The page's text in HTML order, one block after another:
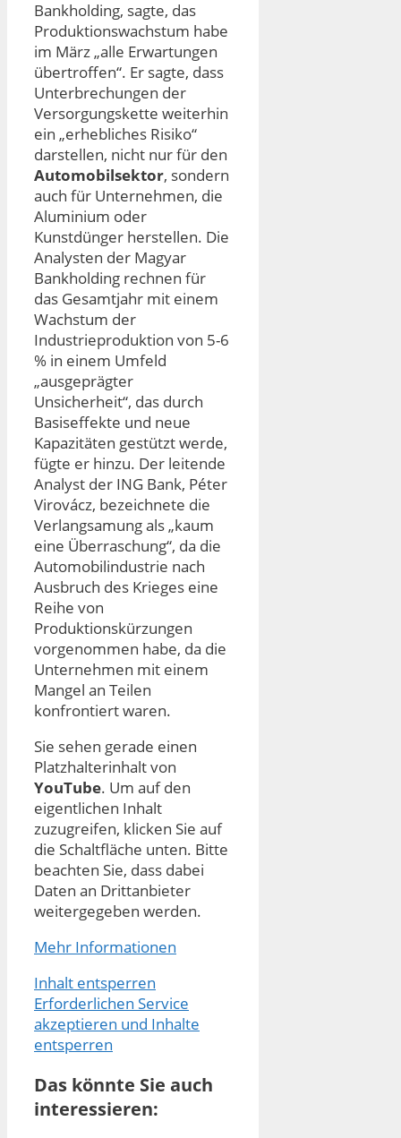
Bankholding, sagte, das
Produktionswachstum habe
im März „alle Erwartungen
übertroffen“. Er sagte, dass
Unterbrechungen der
Versorgungskette weiterhin
ein „erhebliches Risiko“
darstellen, nicht nur für den
Automobilsektor, sondern
auch für Unternehmen, die
Aluminium oder
Kunstdünger herstellen. Die
Analysten der Magyar
Bankholding rechnen für
das Gesamtjahr mit einem
Wachstum der
Industrieproduktion von 5-6
% in einem Umfeld
„ausgeprägter
Unsicherheit“, das durch
Basiseffekte und neue
Kapazitäten gestützt werde,
fügte er hinzu. Der leitende
Analyst der ING Bank, Péter
Virovácz, bezeichnete die
Verlangsamung als „kaum
eine Überraschung“, da die
Automobilindustrie nach
Ausbruch des Krieges eine
Reihe von
Produktionskürzungen
vorgenommen habe, da die
Unternehmen mit einem
Mangel an Teilen
konfrontiert waren.
Sie sehen gerade einen
Platzhalterinhalt von
YouTube. Um auf den
eigentlichen Inhalt
zuzugreifen, klicken Sie auf
die Schaltfläche unten. Bitte
beachten Sie, dass dabei
Daten an Drittanbieter
weitergegeben werden.
Mehr Informationen
Inhalt entsperren
Erforderlichen Service
akzeptieren und Inhalte
entsperren
Das könnte Sie auch
interessieren: